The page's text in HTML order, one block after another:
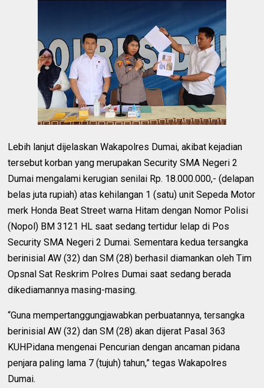
Lebih lanjut dijelaskan Wakapolres Dumai, akibat kejadian
tersebut korban yang merupakan Security SMA Negeri 2
Dumai mengalami kerugian senilai Rp. 18.000.000,- (delapan
belas juta rupiah) atas kehilangan 1 (satu) unit Sepeda Motor
merk Honda Beat Street warna Hitam dengan Nomor Polisi
(Nopol) BM 3121 HL saat sedang tertidur lelap di Pos
Security SMA Negeri 2 Dumai. Sementara kedua tersangka
berinisial AW (32) dan SM (28) berhasil diamankan oleh Tim
Opsnal Sat Reskrim Polres Dumai saat sedang berada
dikediamannya masing-masing.
“Guna mempertanggungjawabkan perbuatannya, tersangka
berinisial AW (32) dan SM (28) akan dijerat Pasal 363
KUHPidana mengenai Pencurian dengan ancaman pidana
penjara paling lama 7 (tujuh) tahun,” tegas Wakapolres
Dumai.